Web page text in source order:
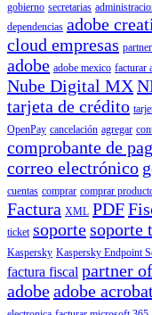
gobierno secretarias
dependencias adobe
cloud empresas
adobe adobe mexico facturar
Nube Digital MX
tarjeta de crédito
OpenPay cancelación agregar
comprobante de
correo electrónico
cuentas comprar comprar
Factura XML PDF
ticket soportesoporte
Kaspersky Kaspersky Endpoint
factura fiscal partner
adobeadobe